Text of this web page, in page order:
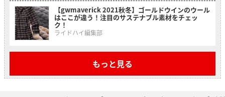
【gwmaverick 2021秋冬】ゴールドウインのウール
はここが違う！注目のサステナブル素材をチェッ
ク！
ライドハイ編集部
もっと見る